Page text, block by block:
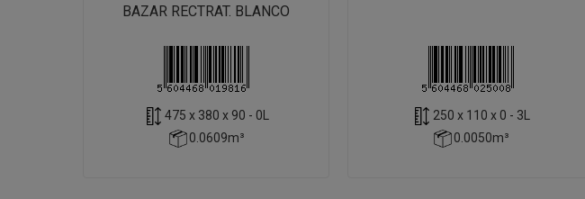
BAZAR RECTRAT. BLANCO
475 x 380 x 90 - 0L
0.0609m³
250 x 110 x 0 - 3L
0.0050m³